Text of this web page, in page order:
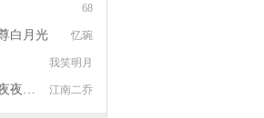
68
忆琬
白月光
我笑明月
江南二乔
夜…